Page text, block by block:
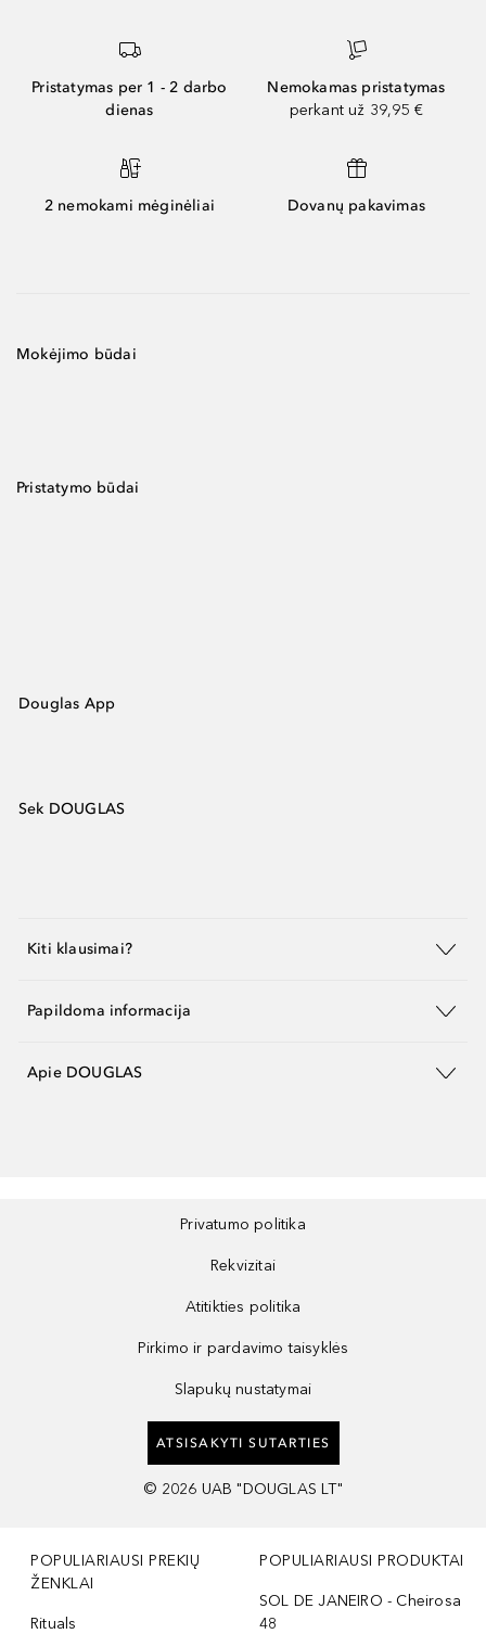
Pristatymas per 1 - 2 darbo
dienas
Nemokamas pristatymas
perkant už 39,95 €
2 nemokami mėginėliai Dovanų pakavimas
Mokėjimo būdai
Pristatymo būdai
Douglas App
Sek DOUGLAS
Kiti klausimai?
Papildoma informacija
Apie DOUGLAS
Privatumo politika
Rekvizitai
Atitikties politika
Pirkimo ir pardavimo taisyklės
Slapukų nustatymai
ATSISAKYTI SUTARTIES
© 2026 UAB "DOUGLAS LT"
POPULIARIAUSI PREKIŲ
ŽENKLAI
Rituals
POPULIARIAUSI PRODUKTAI
SOL DE JANEIRO - Cheirosa
48